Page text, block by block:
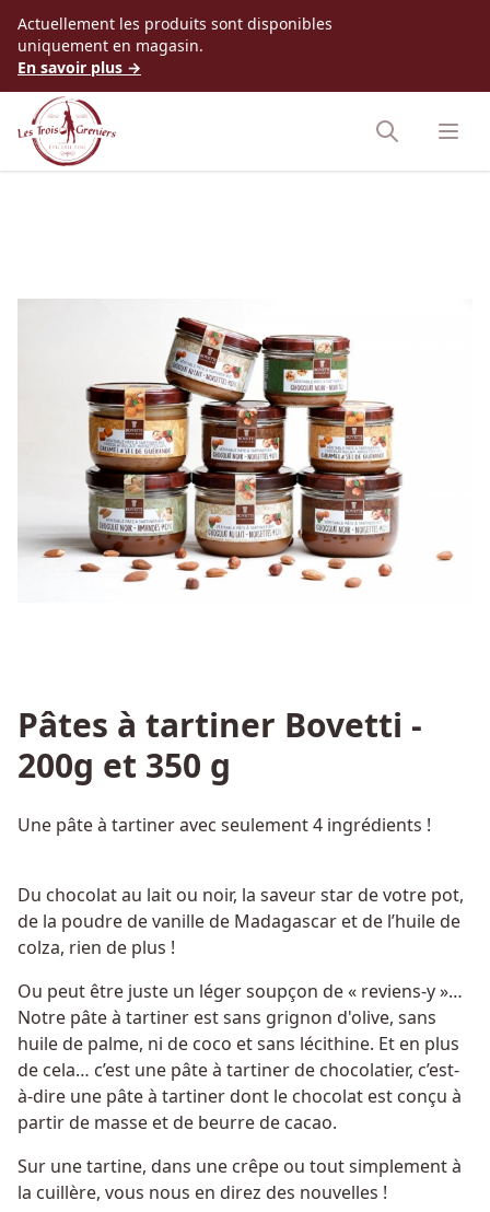
Accès au contenu
Actuellement les produits sont disponibles
uniquement en magasin.
En savoir plus →
Pâtes à tartiner Bovetti -
200g et 350 g
Une pâte à tartiner avec seulement 4 ingrédients !
Du chocolat au lait ou noir, la saveur star de votre pot,
de la poudre de vanille de Madagascar et de l’huile de
colza, rien de plus !
Ou peut être juste un léger soupçon de « reviens-y »…
Notre pâte à tartiner est sans grignon d'olive, sans
huile de palme, ni de coco et sans lécithine. Et en plus
de cela… c’est une pâte à tartiner de chocolatier, c’est-
à-dire une pâte à tartiner dont le chocolat est conçu à
partir de masse et de beurre de cacao.
Sur une tartine, dans une crêpe ou tout simplement à
la cuillère, vous nous en direz des nouvelles !